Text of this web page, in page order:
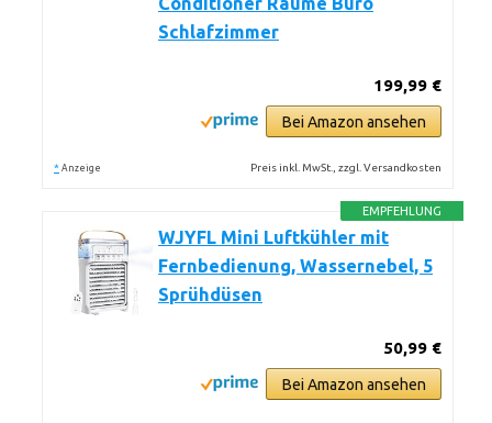
Schlafzimmer
199,99 €
Bei Amazon ansehen
* Anzeige Preis inkl. MwSt., zzgl. Versandkosten
EMPFEHLUNG
WJYFL Mini Luftkühler mit
Fernbedienung, Wassernebel, 5
Sprühdüsen
50,99 €
Bei Amazon ansehen